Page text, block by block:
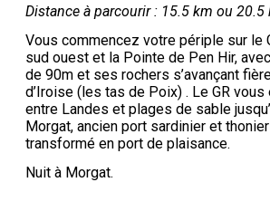
Distance à parcourir : 15.5 km ou 20.5
Vous commencez votre périple sur le
sud ouest et la Pointe de Pen Hir,
de 90m et ses rochers s’avançant
d’Iroise (les tas de Poix) . Le GR
entre Landes et plages de sable
Morgat, ancien port sardinier et thonier
transformé en port de plaisance.
Nuit à Morgat.